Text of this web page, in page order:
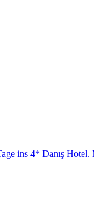
ins 4* Danış